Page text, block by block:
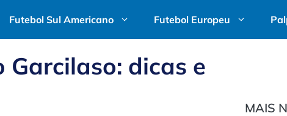
Futebol Sul Americano Futebol Europeu
dicas e
MAIS